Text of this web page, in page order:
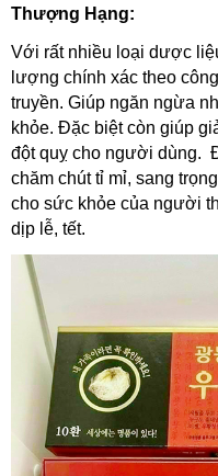
Thượng Hạng:
Với rất nhiều loại dược
lượng chính xác theo
truyền. Giúp ngăn ngừa
khỏe. Đặc biệt còn giúp
đột quỵ cho người dùng.
chăm chút tỉ mỉ, sang
cho sức khỏe của người
dịp lễ, tết.